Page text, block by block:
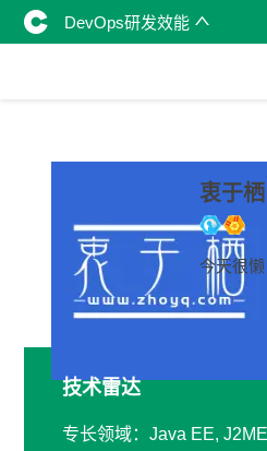
DevOps研发效能
衷于栖
今天很懒
技术雷达
专长领域：Java EE,